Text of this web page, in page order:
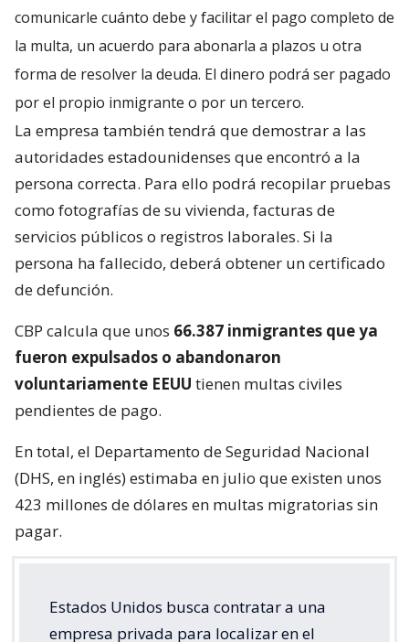
comunicarle cuánto debe y facilitar el pago completo de
la multa, un acuerdo para abonarla a plazos u otra
forma de resolver la deuda. El dinero podrá ser pagado
por el propio inmigrante o por un tercero.
La empresa también tendrá que demostrar a las
autoridades estadounidenses que encontró a la
persona correcta. Para ello podrá recopilar pruebas
como fotografías de su vivienda, facturas de
servicios públicos o registros laborales. Si la
persona ha fallecido, deberá obtener un certificado
de defunción.
CBP calcula que unos 66.387 inmigrantes que ya
fueron expulsados o abandonaron
voluntariamente EEUU tienen multas civiles
pendientes de pago.
En total, el Departamento de Seguridad Nacional
(DHS, en inglés) estimaba en julio que existen unos
423 millones de dólares en multas migratorias sin
pagar.
Estados Unidos busca contratar a una
empresa privada para localizar en el